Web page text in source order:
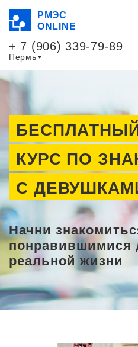
РМЭС
ONLINE
+ 7 (906) 339-79-89
Пермь
КУРС ПО
С
Начни
понравившимися
реальной жизни